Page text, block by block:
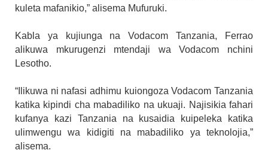
kuleta mafanikio,” alisema Mufuruki.
Kabla ya kujiunga na Vodacom Tanzania, Ferrao
alikuwa mkurugenzi mtendaji wa Vodacom nchini
Lesotho.
“Ilikuwa ni nafasi adhimu kuiongoza Vodacom Tanzania
katika kipindi cha mabadiliko na ukuaji. Najisikia fahari
kufanya kazi Tanzania na kusaidia kuipeleka katika
ulimwengu wa kidigiti na mabadiliko ya teknolojia,”
alisema.